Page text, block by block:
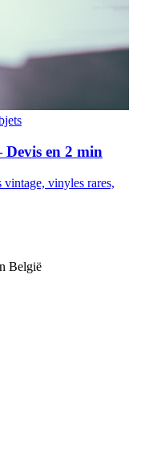
en 2 min
vinyles rares,
België